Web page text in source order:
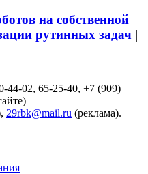
на собственной
рутинных задач |
44-02, 65-25-40, +7 (909)
29rbk@mail.ru (реклама).